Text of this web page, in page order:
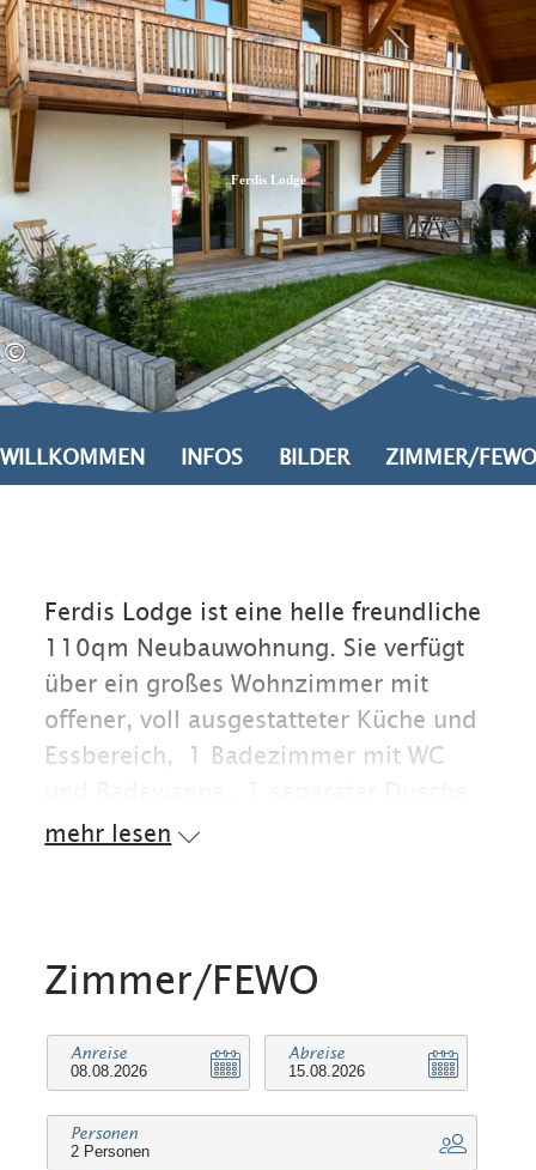
Zum
Inhalt
Zur
Suche
Zum
Footer
©
Ferdis Lodge
WILLKOMMEN INFOS BILDER ZIMMER/FEWO
Ferdis Lodge ist eine helle freundliche
110qm Neubauwohnung. Sie verfügt
über ein großes Wohnzimmer mit
offener, voll ausgestatteter Küche und
Essbereich, 1 Badezimmer mit WC
mit WC , 2 Schlafzimmer mit
der Wohnung gelangt man direkt auf
die Terrasse mit Bergblick.
TV, Internet und Carport sind
vorhanden.
Waschmaschine, Bügelbrett und
mehr lesen
Zimmer/FEWO
Anreise Abreise
Personen